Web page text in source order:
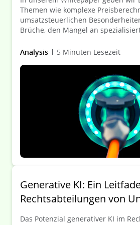
Themen wie komplexe
umsatzsteuerlichen
Brüche, den Mangel an
insbesondere beleuchten wir das
Finanztransfergeschäft, stellen
Fallkonstellationen bei der
Ladedienstleistungen dar und
Range-Ausnahme im Umfeld der
Analysis 5 Minuten Lesezeit
Generative KI: Ein
Rechtsabteilungen von
Das Potenzial generativer KI im